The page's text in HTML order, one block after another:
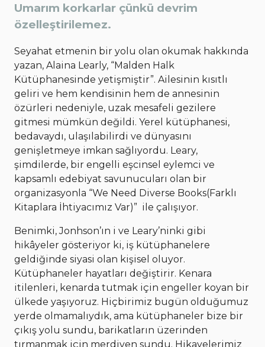
Umarım korkarlar çünkü devrim
özelleştirilemez.
Seyahat etmenin bir yolu olan okumak hakkında
yazan, Alaina Learly, “Malden Halk
Kütüphanesinde yetişmiştir”. Ailesinin kısıtlı
geliri ve hem kendisinin hem de annesinin
özürleri nedeniyle, uzak mesafeli gezilere
gitmesi mümkün değildi. Yerel kütüphanesi,
bedavaydı, ulaşılabilirdi ve dünyasını
genişletmeye imkan sağlıyordu. Leary,
şimdilerde, bir engelli eşcinsel eylemci ve
kapsamlı edebiyat savunucuları olan bir
organizasyonla “We Need Diverse Books(Farklı
Kitaplara İhtiyacımız Var)” ile çalışıyor.
Benimki, Jonhson’ın i ve Leary’ninki gibi
hikâyeler gösteriyor ki, iş kütüphanelere
geldiğinde siyasi olan kişisel oluyor.
Kütüphaneler hayatları değiştirir. Kenara
itilenleri, kenarda tutmak için engeller koyan bir
ülkede yaşıyoruz. Hiçbirimiz bugün olduğumuz
yerde olmamalıydık, ama kütüphaneler bize bir
çıkış yolu sundu, barikatların üzerinden
tırmanmak için merdiven sundu. Hikayelerimiz